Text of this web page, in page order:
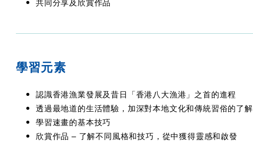
學習元素
認識香港漁業發展及昔日「香港八大漁港」之首的進程
透過最地道的生活體驗，加深對本地文化和傳統習俗的了解
學習速畫的基本技巧
欣賞作品 – 了解不同風格和技巧，從中獲得靈感和啟發